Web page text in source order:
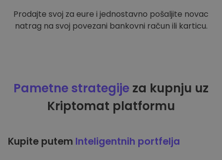
Prodajte svoj za eure i jednostavno pošaljite novac
natrag na svoj povezani bankovni račun ili karticu.
Pametne strategije za kupnju uz
Kriptomat platformu
Kupite putem Inteligentnih portfelja